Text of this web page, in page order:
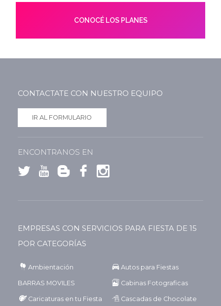
CONOCÉ LOS PLANES
CONTACTATE CON NUESTRO EQUIPO
IR AL FORMULARIO
ENCONTRANOS EN
EMPRESAS CON SERVICIOS PARA FIESTA DE 15
POR CATEGORÍAS
Ambientación Autos para Fiestas
BARRAS MOVILES Cabinas Fotograficas
Caricaturas en tu Fiesta Cascadas de Chocolate